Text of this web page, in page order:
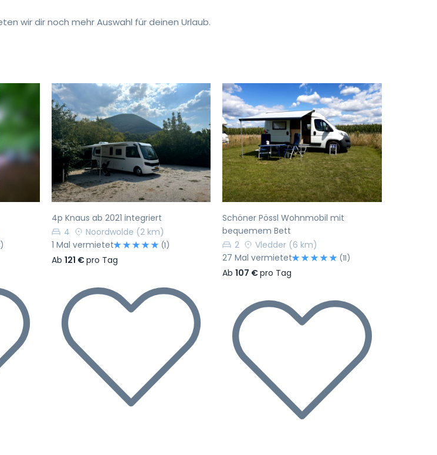
wir dir noch mehr Auswahl für deinen Urlaub.
Nächste Vorherige Nächste
4p Knaus ab 2021 integriert
4
Noordwolde (2 km)
1 Mal vermietet
(1)
Ab 121 €pro Tag
Vorherige Nächste
Schöner Pössl Wohnmobil mit
bequemem Bett
2
Vledder (6 km)
27 Mal vermietet
(11)
Ab107 €pro Tag